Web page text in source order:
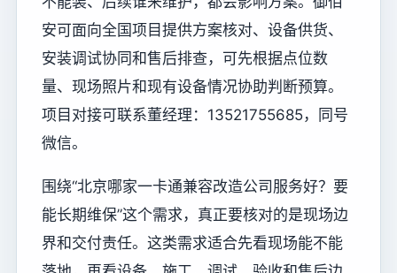
安可面向全国项目提供方案核对、设备供货、
安装调试协同和售后排查，可先根据点位数
量、现场照片和现有设备情况协助判断预算。
项目对接可联系董经理：13521755685，同号
微信。
围绕“北京哪家一卡通兼容改造公司服务好？要
能长期维保”这个需求，真正要核对的是现场边
界和交付责任。这类需求适合先看现场能不能